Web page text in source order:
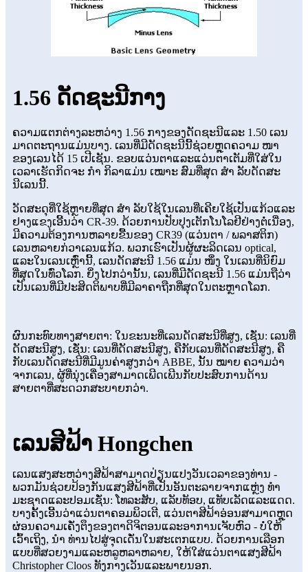
1.56 ດັດຊະນີກາງ
ຄວາມແຕກຕ່າງລະຫວ່າງ 1.56 ກາງຂອງດັດຊະນີແລະ 1.50 ເລນ
ມາດຕະຖານແມ່ນບາງ. ເລນທີ່ມີດັດຊະນີນີ້ຊ່ວຍຫຼຸດຄວາມ ໜາ
ຂອງເລນໄດ້ 15 ເປີເຊັນ. ຂອບແວ່ນຕາແລະແວ່ນຕາເຕັມທີ່ໃສ່ໃນ
ເວລາເຮັດກິດຈະ ກຳ ກິລາແມ່ນ ເໝາະ ສົມທີ່ສຸດ ສຳ ລັບດັດສະ
ນີເລນນີ້.
ວັດສະດຸທີ່ໃຊ້ຫຼາຍທີ່ສຸດ ສຳ ລັບໃຊ້ໃນເລນທີ່ເຄີຍໃຊ້ເປັນແກ້ວແລະ
ຢາງແຂງເອີ້ນວ່າ CR-39. ດ້ວຍການປັບປຸງເຕັກໂນໂລຢີຢ່າງຕໍ່ເນື່ອງ,
ມີຄວາມຕ້ອງການຫລາຍຂື້ນຂອງ CR39 (ແວ່ນຕາ / ພລາສຕິກ)
ເລນຫລາຍກ່ວາເລນແກ້ວ. ພວກເຮົາເປັນຜູ້ຜະລິດເລນ optical,
ແລະໃນເລນເຫຼົ່ານີ້, ເລນດັດສະນີ 1.56 ແມ່ນ ໜຶ່ງ ໃນເລນທີ່ນິຍົມ
ທີ່ສຸດໃນທົ່ວໂລກ. ຍິ່ງໄປກວ່ານັ້ນ, ເລນທີ່ມີດັດຊະນີ 1.56 ແມ່ນຖືວ່າ
ເປັນເລນທີ່ມີປະສິດຕິພາບທີ່ມີລາຄາຖືກທີ່ສຸດໃນຕະຫຼາດໂລກ.
ຜົນກະທົບທາງສາຍຕາ: ໃນຂະນະທີ່ເລນດັດສະນີທີ່ສູງ, ເຊັ່ນ: ເລນທີ່
ດັດສະນີສູງ, ເຊັ່ນ: ເລນທີ່ດັດສະນີສູງ, ຄືກັບເລນທີ່ດັດສະນີສູງ, ຄື
ກັບເລນດັດສະນີທີ່ມີມູນຄ່າສູງກວ່າ ABBE, ນັ້ນ ໝາຍ ຄວາມວ່າ
ຈາກເລນ, ຜູ້ທີ່ນຸ່ງເຄື່ອງສາມາດເພີດເພີນກັບປະສົບການດ້ານ
ສາຍຕາທີ່ສະດວກສະບາຍກວ່າ.
ເລນສີຟ້າ Hongchen
ເລນແສງສະຫວ່າງສີຟ້າສາມາດປ່ຽນແປງວັນເວລາຂອງທ່ານ -
ພວກມັນຊ່ວຍປ້ອງກັນແສງສີຟ້າທີ່ເປັນອັນຕະລາຍຈາກແຫຼ່ງ ທຳ
ມະຊາດແລະປອມເຊັ່ນ: ໂທລະສັບ, ແລັບທັອບ, ແທັບເລັດແລະແດດ.
ບາງຄັ້ງເອີ້ນວ່າແວ່ນຕາຄອມພິວເຕີ, ແວ່ນຕາສີຟ້າອ່ອນສາມາດຫຼຸດ
ຜ່ອນຄວາມເຄັ່ງຕຶງຂອງຕາດິຈິຕອນແລະອາການເຈັບຫົວ - ບໍ່ໃຫ້
ເວົ້າເຖິງ, ນຳ ທ່ານໄປສູ່ຈຸດເດັ່ນໃນສະເຕກແບບ. ດ້ວຍການເລືອກ
ແບບທີ່ສວຍງາມແລະຫລູຫລາຫລາຍ, ໃຫ້ໃສ່ແວ່ນຕາແສງສີຟ້າ
Christopher Cloos ທັງກາງເວັນແລະພາຍນອກ.